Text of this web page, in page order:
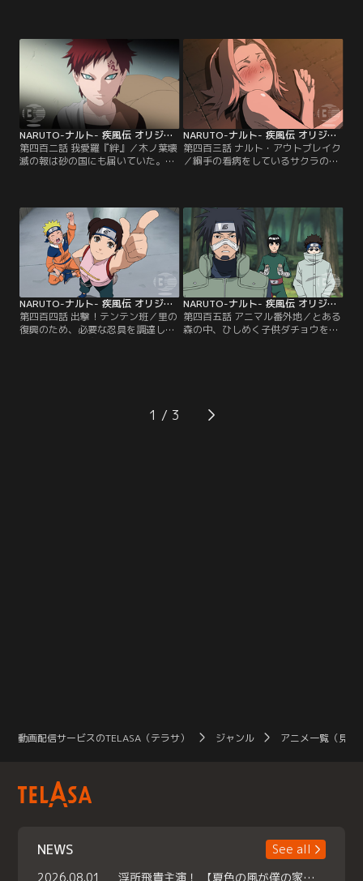
ナルトとサクラは懐かしい人物に遭
遇する。それはかつて波の国で出会
った大工、タヅナとイナリだった。
二人は他の大工仲間とともに、木ノ
葉復興のため、駆けつけたのだとい
う。再会を喜ぶナルトたち…。【提
供：バンダイチャンネル】
げ出したダチョウを捕まえて連れ戻
す」というD級任務を終えた第七班
が立ち寄ったとある宿場町では、無
念の死を遂げた親戚の仇を討つべ
く、ツカドという男が犯人の男（カ
タズ）に仇討ちを…。【提供：バン
ダイチャンネル】
NARUTO-ナルト- 疾風伝 オリジナル（1）過去編 第402話
第四百二話 我愛羅『絆』／木ノ葉壊
滅の報は砂の国にも届いていた。自
てくる。同盟国である木ノ葉の惨状
を案じるカンクロウとテマリに、
「あの里にはうずまきナルトがい
る」と呟く我愛羅。その脳裏に、木
ノ葉崩し後にナルトたち木ノ葉の第
七班と共同で行った…。【提供：バ
ンダイチャンネル】
NARUTO-ナルト- 疾風伝 オリジナル（1）過去編 第403話
第四百三話 ナルト・アウトブレイク
／綱手の看病をしているサクラの元
動のことを思い出す。三年前、サク
ラが突如高熱に襲われ、倒れたこと
があった。その症状はある村で発生
した「忍のチャクラを熱に変えてし
まう謎のウイルス」による症状と酷
似しており…。【提供：バンダイチ
ャンネル】
NARUTO-ナルト- 疾風伝 オリジナル（1）過去編 第404話
第四百四話 出撃！テンテン班／里の
復興のため、必要な忍具を調達しに
怪我の治療のため任務につけないリ
ーの代わりにナルトを加えた三人一
NARUTO-ナルト- 疾風伝 オリジナル（1）過去編 第405話
第四百五話 アニマル番外地／とある
森の中、ひしめく子供ダチョウを前
る忍ダチョウに成長していた。興味
津々の子ダチョウたちを前に、コン
1
動画配信サービスのTELASA（テラサ） ジャンル アニメ一覧（見放
NEWS
See all
2026.08.01
浮所飛貴主演！ 【夏色の風が僕の家にやってきた】 本日よりテラサで独占配信スタート！